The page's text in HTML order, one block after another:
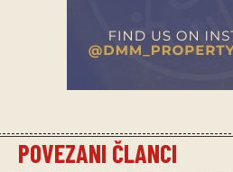
POVEZANI ČLANCI